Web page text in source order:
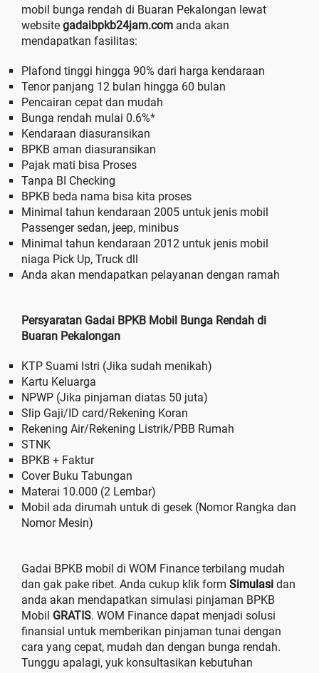
mobil bunga rendah di Buaran Pekalongan lewat
website gadaibpkb24jam.com anda akan
mendapatkan fasilitas:
Plafond tinggi hingga 90% dari harga kendaraan
Tenor panjang 12 bulan hingga 60 bulan
Pencairan cepat dan mudah
Bunga rendah mulai 0.6%*
Kendaraan diasuransikan
BPKB aman diasuransikan
Pajak mati bisa Proses
Tanpa BI Checking
BPKB beda nama bisa kita proses
Minimal tahun kendaraan 2005 untuk jenis mobil
Passenger sedan, jeep, minibus
Minimal tahun kendaraan 2012 untuk jenis mobil
niaga Pick Up, Truck dll
Anda akan mendapatkan pelayanan dengan ramah
Persyaratan Gadai BPKB Mobil Bunga Rendah di
Buaran Pekalongan
KTP Suami Istri (Jika sudah menikah)
Kartu Keluarga
NPWP (Jika pinjaman diatas 50 juta)
Slip Gaji/ID card/Rekening Koran
Rekening Air/Rekening Listrik/PBB Rumah
STNK
BPKB + Faktur
Cover Buku Tabungan
Materai 10.000 (2 Lembar)
Mobil ada dirumah untuk di gesek (Nomor Rangka dan
Nomor Mesin)
Gadai BPKB mobil di WOM Finance terbilang mudah
dan gak pake ribet. Anda cukup klik form Simulasi dan
anda akan mendapatkan simulasi pinjaman BPKB
Mobil GRATIS. WOM Finance dapat menjadi solusi
finansial untuk memberikan pinjaman tunai dengan
cara yang cepat, mudah dan dengan bunga rendah.
Tunggu apalagi, yuk konsultasikan kebutuhan